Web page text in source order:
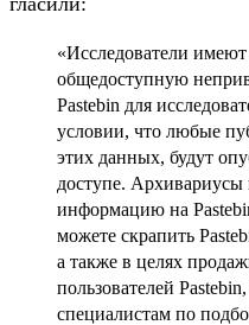
«Исследователи
общедоступную
Pastebin для
условии, что любые
этих данных, будут
доступе.
информацию на
можете скрапить
а также в целях
пользователей
специалистам по